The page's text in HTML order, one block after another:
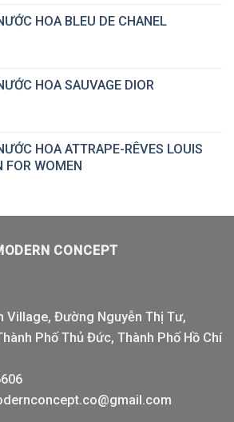
HOA BLEU DE CHANEL
HOA SAUVAGE DIOR
HOA ATTRAPE-RÊVES LOUIS
FOR WOMEN
CONCEPT
Village, Đường Nguyễn Thị Tư,
Phố Thủ Đức, Thành Phố Hồ Chí